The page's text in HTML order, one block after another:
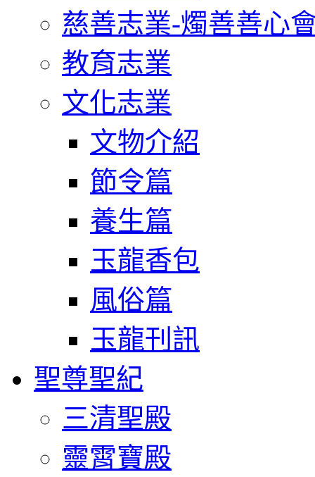
慈善志業-燭善善心
教育志業
文化志業
文物介紹
節令篇
養生篇
玉龍香包
風俗篇
玉龍刊訊
聖尊聖紀
三清聖殿
靈霄寶殿